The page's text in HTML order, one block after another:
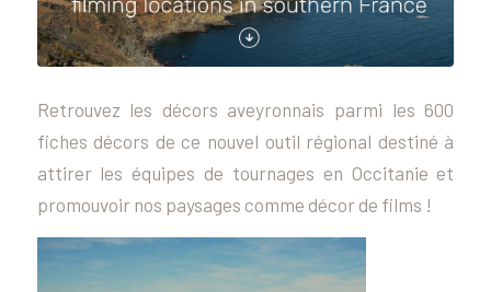
Retrouvez les décors aveyronnais parmi les 600
fiches décors de ce nouvel outil régional destiné à
attirer les équipes de tournages en Occitanie et
promouvoir nos paysages comme décor de films !